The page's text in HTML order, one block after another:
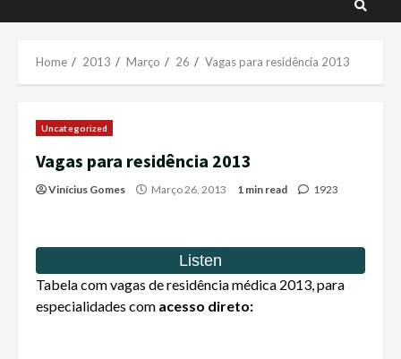
Home 2013 Março 26 Vagas para residência 2013
Uncategorized
Vagas para residência 2013
Vinícius Gomes Março 26, 2013 1 min read 1923
Tabela com vagas de residência médica 2013, para
especialidades com acesso direto: